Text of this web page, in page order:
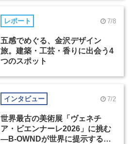
レポート 7/8
五感でめぐる、金沢デザイン
旅。建築・工芸・香りに出会う4
つのスポット
インタビュー 7/2
世界最古の美術展「ヴェネチ
ア・ビエンナーレ2026」に挑む
―B-OWNDが世界に提示する美